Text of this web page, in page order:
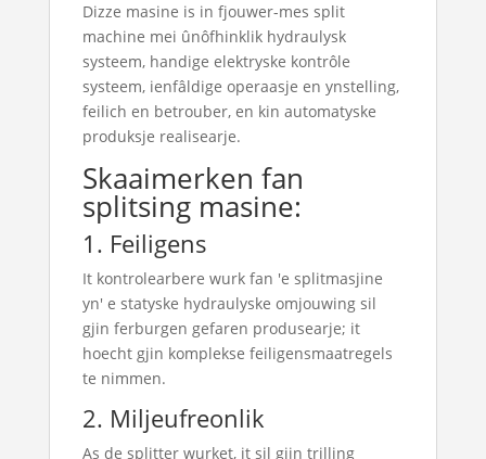
Dizze masine is in fjouwer-mes split
machine mei ûnôfhinklik hydraulysk
systeem, handige elektryske kontrôle
systeem, ienfâldige operaasje en ynstelling,
feilich en betrouber, en kin automatyske
produksje realisearje.
Skaaimerken fan
splitsing masine:
1. Feiligens
It kontrolearbere wurk fan 'e splitmasjine
yn' e statyske hydraulyske omjouwing sil
gjin ferburgen gefaren produsearje; it
hoecht gjin komplekse feiligensmaatregels
te nimmen.
2. Miljeufreonlik
As de splitter wurket, it sil gjin trilling